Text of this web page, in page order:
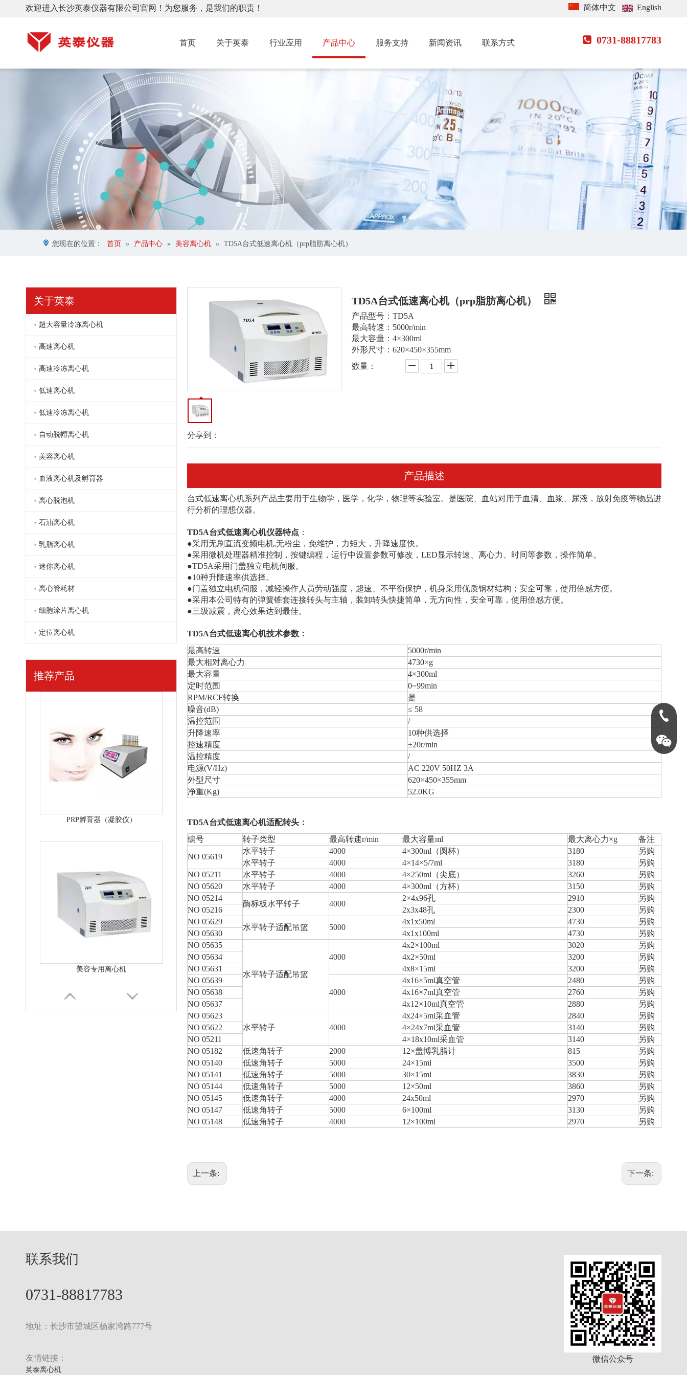
欢迎进入长沙英泰仪器有限公司官网！为您服务，是我们的职责！ 简体中文 English
首页 关于英泰 行业应用 产品中心 服务支持 新闻资讯 联系方式 0731-88817783
您现在的位置： 首页 » 产品中心 » 美容离心机 » TD5A台式低速离心机（prp脂肪离心机）
关于英泰
超大容量冷冻离心机
高速离心机
高速冷冻离心机
低速离心机
低速冷冻离心机
自动脱帽离心机
美容离心机
血液离心机及孵育器
离心脱泡机
石油离心机
乳脂离心机
迷你离心机
离心管耗材
细胞涂片离心机
定位离心机
推荐产品
TD4C台式低速离心机(CGF/PRP专用）
PRP孵育器（凝胶仪）
美容专用离心机
TD4C台式低速离心机(CGF/PRP专用）
PRP孵育器（凝胶仪）
美容专用离心机
TD4C台式低速离心机(CGF/PRP专用）
分享到：
TD5A台式低速离心机（prp脂肪离心机）
产品型号：TD5A
最高转速：5000r/min
最大容量：4×300ml
外形尺寸：620×450×355mm
数量：
产品描述
台式低速离心机系列产品主要用于生物学，医学，化学，物理等实验室。是医院、血站对用于血清、血浆、尿液，放射免疫等物品进
行分析的理想仪器。
TD5A台式低速离心机仪器特点 ：
●采用无刷直流变频电机,无粉尘，免维护，力矩大，升降速度快。
●采用微机处理器精准控制，按键编程，运行中设置参数可修改，LED显示转速、离心力、时间等参数，操作简单。
●TD5A采用门盖独立电机伺服。
●10种升降速率供选择。
●门盖独立电机伺服，减轻操作人员劳动强度，超速、不平衡保护，机身采用优质钢材结构；安全可靠，使用倍感方便。
●采用本公司特有的弹簧锥套连接转头与主轴，装卸转头快捷简单，无方向性，安全可靠，使用倍感方便。
●三级减震，离心效果达到最佳。
TD5A台式低速离心机技术参数：
最高转速
5000r/min
最大相对离心力
4730×g
最大容量
4×300ml
定时范围
0~99min
RPM/RCF转换
是
噪音(dB)
≤ 58
温控范围
/
升降速率
10种供选择
控速精度
±20r/min
温控精度
/
电源(V/Hz)
AC 220V 50HZ 3A
外型尺寸
620×450×355mm
净重(Kg)
52.0KG
TD5A台式低速离心机适配转头：
编号
转子类型 最高转速r/min 最大容量ml 最大离心力×g
备注
NO 05619
水平转子 4000 4×300ml（圆杯） 3180
另购
水平转子
4000 4×14×5/7ml 3180
另购
NO 05211
水平转子 4000 4×250ml（尖底） 3260
另购
NO 05620
水平转子 4000 4×300ml（方杯） 3150
另购
NO 05214
酶标板水平转子 4000
2×4x96孔 2910
另购
NO 05216
2x3x48孔 2300
另购
NO 05629
水平转子适配吊篮 5000
4x1x50ml 4730
另购
NO 05630
4x1x100ml 4730
另购
NO 05635
水平转子适配吊篮
4000
4x2×100ml 3020
另购
NO 05634
4x2×50ml 3200
另购
NO 05631
4x8×15ml 3200
另购
NO 05639
4000
4x16×5ml真空管 2480
另购
NO 05638
4x16×7ml真空管 2760
另购
NO 05637
4x12×10ml真空管 2880
另购
NO 05623
水平转子
4000
4x24×5ml采血管 2840
另购
NO 05622
4×24x7ml采血管 3140
另购
NO 05211
4×18x10ml采血管 3140
另购
NO 05182
低速角转子 2000 12×盖博乳脂计 815
另购
NO 05140
低速角转子 5000 24×15ml 3500
另购
NO 05141
低速角转子 5000 30×15ml 3830
另购
NO 05144
低速角转子 5000 12×50ml 3860
另购
NO 05145
低速角转子 4000 24x50ml 2970
另购
NO 05147
低速角转子 5000 6×100ml 3130
另购
NO 05148
低速角转子 4000 12×100ml 2970 另购
上一条: 下一条:
0731-
英泰仪
联系我们
0731-88817783
地址：长沙市望城区杨家湾路777号
友情链接：
英泰离心机
微信公众号